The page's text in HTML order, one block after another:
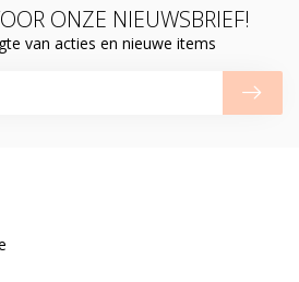
ONZE NIEUWSBRIEF!
van acties en nieuwe items